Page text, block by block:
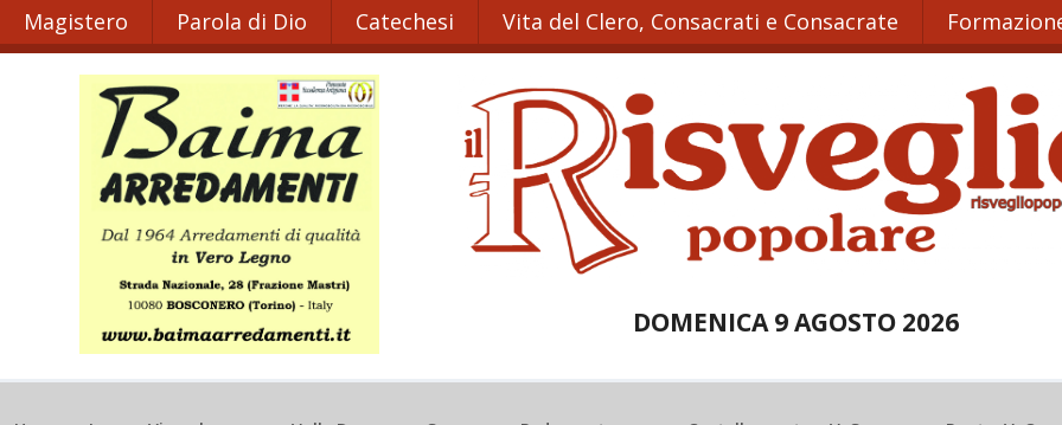
Magistero Parola di Dio Catechesi Vita del Clero, Consacrati e Consacrate
DOMENICA 9 AGOSTO 2026